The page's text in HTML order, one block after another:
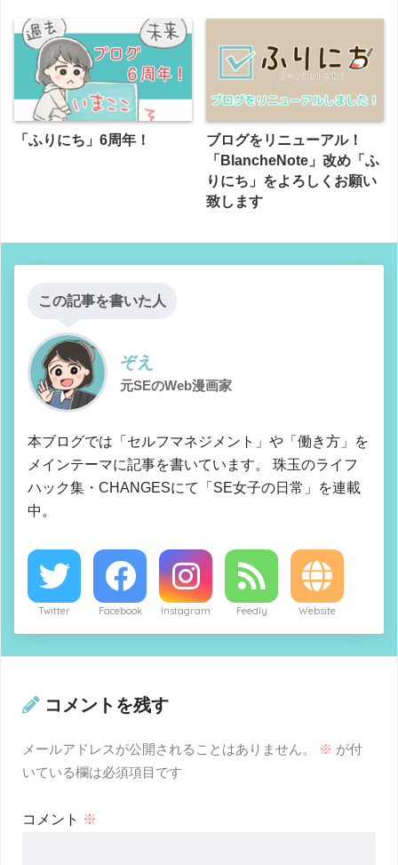
「ふりにち」6周年！
ブログをリニューアル！
「BlancheNote」改め「ふ
りにち」をよろしくお願い
致します
この記事を書いた人
ぞえ
元SEのWeb漫画家
本ブログでは「セルフマネジメント」や「働き方」を
メインテーマに記事を書いています。 珠玉のライフ
ハック集・CHANGESにて「SE女子の日常」を連載
中。
Twitter Facebook Instagram Feedly Website
コメントを残す
メールアドレスが公開されることはありません。 ※ が付
いている欄は必須項目です
コメント ※